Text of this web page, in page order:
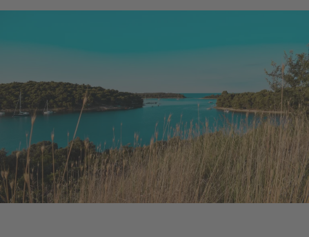
selbstverständlich auchShoppingund Nachtleben in der
Erlebnissen mit Traumblick auf die Stadt relaxen. Darüber
hinaus bildet Dubrovnik den idealen Ausgangspunkt für
Ausflüge, zum Beispiel zurOdysseus-Insel Mljet, oder die
Weiterreise in die schönsten Regionen Kroatiens wie das
benachbarte Dalmatien.